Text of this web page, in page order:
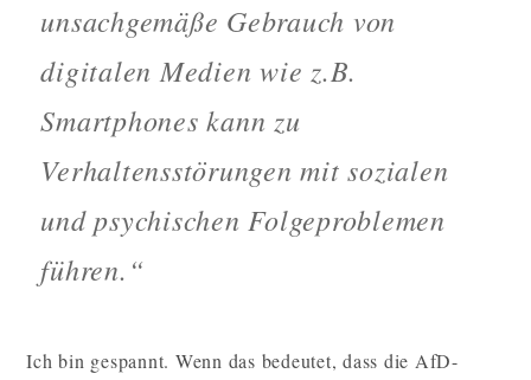
unsachgemäße Gebrauch von
digitalen Medien wie z.B.
Smartphones kann zu
Verhaltensstörungen mit sozialen
und psychischen Folgeproblemen
führen.“
Ich bin gespannt. Wenn das bedeutet, dass die AfD-